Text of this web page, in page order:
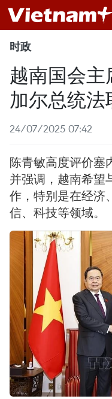
时政
越南国会
加尔总统法
24/07/2025 07:42
陈青敏高度评价塞
并强调，越南希望
作，特别是在经济
信、科技等领域。